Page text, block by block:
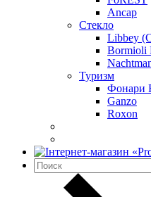
Ancap
Стекло
Libbey
Bormioli
Туризм
Фонари
Ganzo
Roxon